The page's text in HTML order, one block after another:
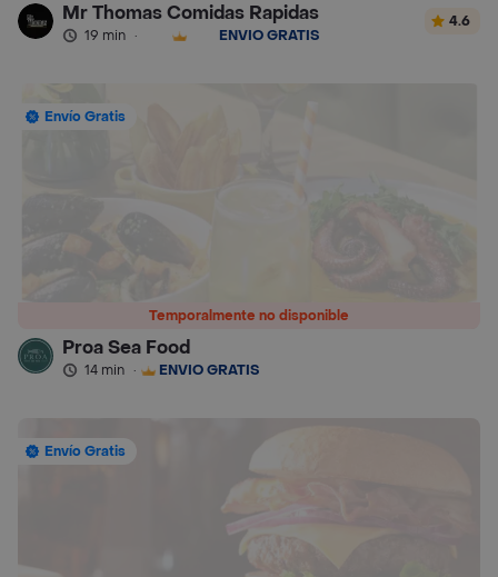
Mr Thomas Comidas Rapidas
19 min · ENVÍO GRATIS
4.6
Temporalmente no disponible
Envío Gratis
Proa Sea Food
14 min · ENVÍO GRATIS
Envío Gratis